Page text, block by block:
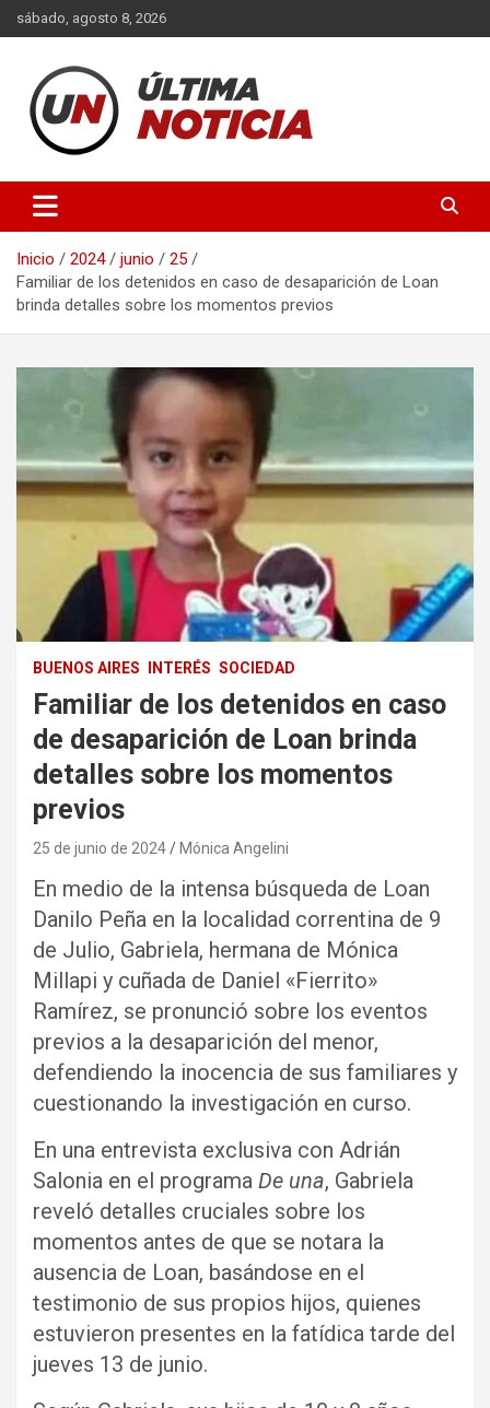
Saltar
al
sábado, agosto 8, 2026
Ultima Noticia BA
La Matanza en nuestro portal de noticias. Mantente informado
sobre política, economía, sociedad y mucho más.
Inicio
2024 junio
25
Familiar de los detenidos en caso de desaparición de Loan
brinda detalles sobre los momentos previos
BUENOS AIRES INTERÉS SOCIEDAD
Familiar de los detenidos en caso
de desaparición de Loan brinda
detalles sobre los momentos
previos
25 de junio de 2024 Mónica Angelini
En medio de la intensa búsqueda de Loan
Danilo Peña en la localidad correntina de 9
de Julio, Gabriela, hermana de Mónica
Millapi y cuñada de Daniel «Fierrito»
Ramírez, se pronunció sobre los eventos
previos a la desaparición del menor,
defendiendo la inocencia de sus familiares y
cuestionando la investigación en curso.
En una entrevista exclusiva con Adrián
Salonia en el programa De una, Gabriela
reveló detalles cruciales sobre los
momentos antes de que se notara la
ausencia de Loan, basándose en el
testimonio de sus propios hijos, quienes
estuvieron presentes en la fatídica tarde del
jueves 13 de junio.